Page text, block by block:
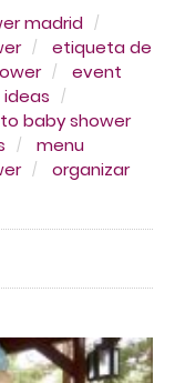
madrid
etiqueta de
event
ideas
baby shower
menu
organizar